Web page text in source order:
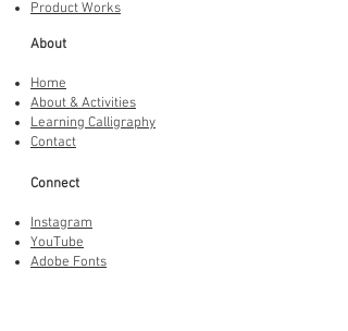
Product Works
About
Home
About & Activities
Learning Calligraphy
Contact
Connect
Instagram
YouTube
Adobe Fonts